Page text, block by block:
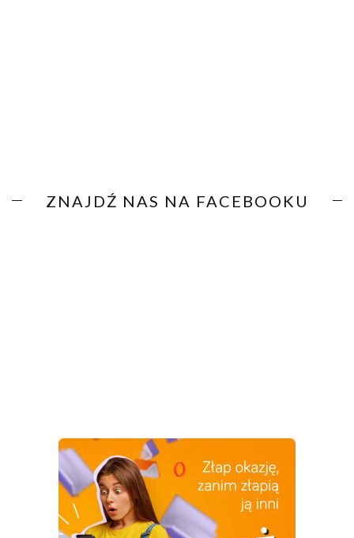
ZNAJDŹ NAS NA FACEBOOKU